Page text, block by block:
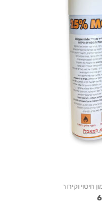
חיטוי וקירור